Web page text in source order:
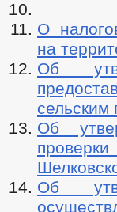
О
на
Об
сельским
Об
Об